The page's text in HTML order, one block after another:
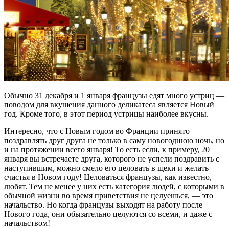
Обычно 31 декабря и 1 января французы едят много устриц —
поводом для вкушения данного деликатеса является Новый
год. Кроме того, в этот период устрицы наиболее вкусны.
Интересно, что с Новым годом во Франции принято
поздравлять друг друга не только в саму новогоднюю ночь, но
и на протяжении всего января! То есть если, к примеру, 20
января вы встречаете друга, которого не успели поздравить с
наступившим, можно смело его целовать в щеки и желать
счастья в Новом году! Целоваться французы, как известно,
любят. Тем не менее у них есть категория людей, с которыми в
обычной жизни во время приветствия не целуешься, — это
начальство. Но когда французы выходят на работу после
Нового года, они обызательно целуются со всеми, и даже с
начальством!